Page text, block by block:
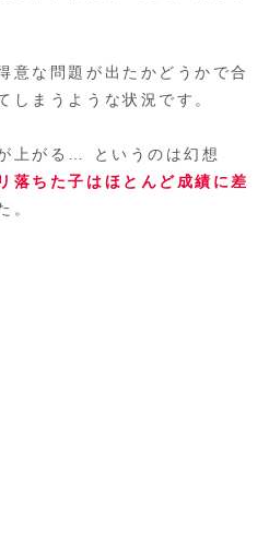
意な問題が出たかどうかで合
しまうような状況です。
上がる… というのは幻想
落ちた子はほとんど成績に差
。